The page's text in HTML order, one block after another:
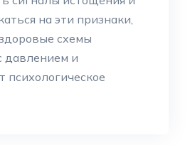
на эти признаки,
схемы
давлением и
психологическое